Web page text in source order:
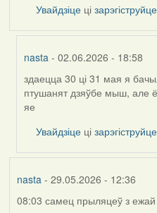
Увайдзіце ці
nasta - 02.06.2026 - 18:58
In
reply
to
здаецца 30 ці 31 мая я
птушанят дзяўбе мыш, але
яе
Увайдзіце ці
nasta - 29.05.2026 - 12:36
08:03 самец прыляцеў з ежай